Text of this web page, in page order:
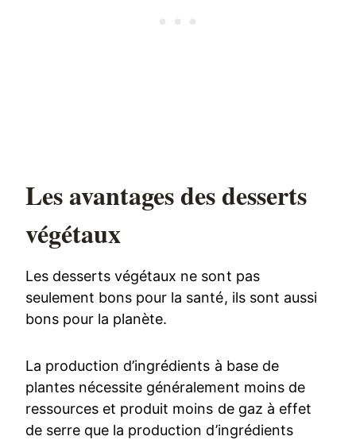
Les avantages des desserts
végétaux
Les desserts végétaux ne sont pas
seulement bons pour la santé, ils sont aussi
bons pour la planète.
La production d’ingrédients à base de
plantes nécessite généralement moins de
ressources et produit moins de gaz à effet
de serre que la production d’ingrédients